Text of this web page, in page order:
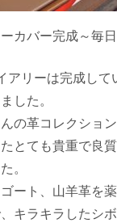
カバー完成～毎
アリーは完成して
した。
の革コレクショ
とても貴重で良
。
ート、山羊革を
キラキラしたシ